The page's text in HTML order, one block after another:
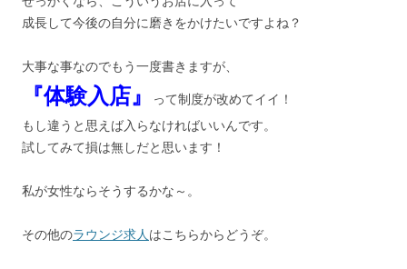
成長して今後の自分に磨きをかけたいですよね？
大事な事なのでもう一度書きますが、
『体験入店』
って制度が改めてイイ！
もし違うと思えば入らなければいいんです。
試してみて損は無しだと思います！
私が女性ならそうするかな～。
その他のラウンジ求人 はこちらからどうぞ。